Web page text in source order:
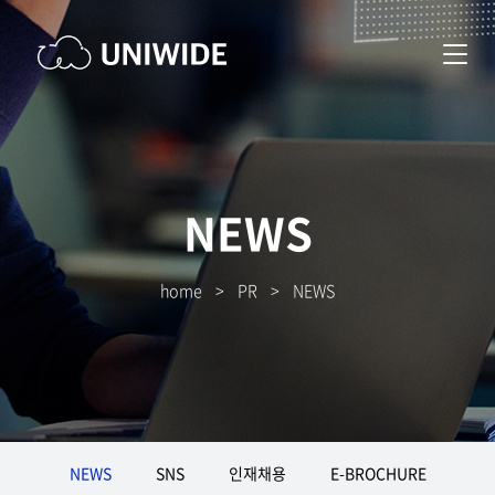
NEWS
home > PR > NEWS
NEWS SNS 인재채용 E-BROCHURE